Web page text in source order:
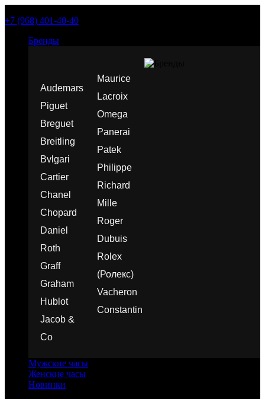
+7 (968) 401-40-40
Бренды
Audemars
Piguet
Breguet
Breitling
Bvlgari
Cartier
Chanel
Chopard
Daniel
Roth
Graff
Graham
Hublot
Jacob &
Co
Maurice
Lacroix
Omega
Panerai
Patek
Philippe
Richard
Mille
Roger
Dubuis
Rolex
(Ролекс)
Vacheron
Constantin
Мужские часы
Женские часы
Новинки